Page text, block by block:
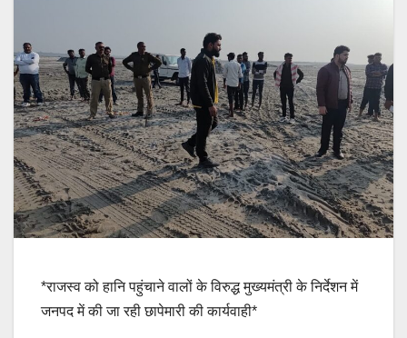
*राजस्व को हानि पहुंचाने वालों के विरुद्ध मुख्यमंत्री के निर्देशन में
जनपद में की जा रही छापेमारी की कार्यवाही*